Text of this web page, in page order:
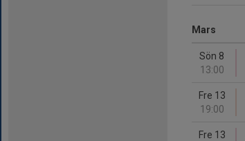
Mars
Sön 8
13:00
Fre 13
19:00
Fre 13